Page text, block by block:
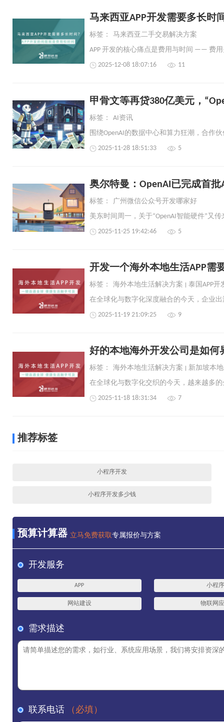
马来西亚APP开发需要多长时
标签： 马来西亚二手交易解决方案
2025-12-08 18:07:16 11
甲骨文等再贷380亿美元，
标签： AI资讯
2025-11-28 18:51:33 5
奥尔特曼：OpenAI已完成首批
标签： 广州微信公众号开发哪家好
2025-11-25 19:42:46 5
开发一个海外本地生活APP需
标签： 海外本地生活解决方案 泰国APP开
2025-11-19 21:09:25 9
好的本地海外开发公司是如何
标签： 海外本地生活解决方案 新加坡本地
2025-11-18 18:31:34 7
推荐标签
小程序开发
小程序开发多少钱
预算计算器 立马免费获取专属报价与方案
开发服务
APP 小程
网站建设 物联网
需求描述
联系电话 （必填）